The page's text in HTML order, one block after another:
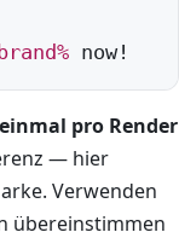
now!
einmal pro Render
— hier
Verwenden
übereinstimmen